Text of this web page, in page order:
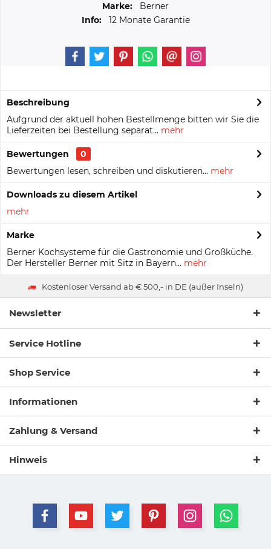
Marke:
Berner
Info:
12 Monate Garantie
Beschreibung
Aufgrund der aktuell hohen Bestellmenge bitten wir Sie die
Lieferzeiten bei Bestellung separat... mehr
Bewertungen
0
Bewertungen lesen, schreiben und diskutieren... mehr
Downloads zu diesem Artikel
mehr
Marke
Berner Kochsysteme für die Gastronomie und Großküche.
Der Hersteller Berner mit Sitz in Bayern... mehr
Kostenloser Versand ab € 500,- in DE (außer Inseln)
Newsletter
Service Hotline
Shop Service
Informationen
Zahlung & Versand
Hinweis